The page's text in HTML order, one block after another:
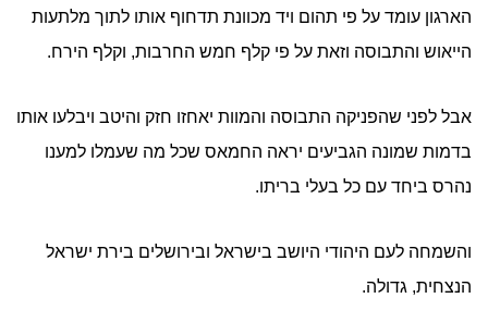
הארגון עומד על פי תהום ויד מכוונת תדחוף אותו לתוך מלתעות
הייאוש והתבוסה וזאת על פי קלף חמש החרבות, וקלף הירח.
אבל לפני שהפניקה התבוסה והמוות יאחזו חזק והיטב ויבלעו אותו
בדמות שמונה הגביעים יראה החמאס שכל מה שעמלו למענו
נהרס ביחד עם כל בעלי בריתו.
והשמחה לעם היהודי היושב בישראל ובירושלים בירת ישראל
הנצחית, גדולה.